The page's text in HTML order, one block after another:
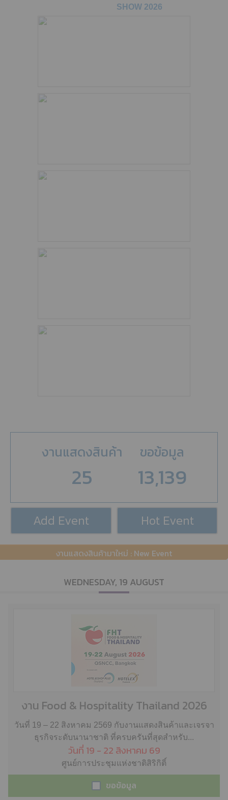
งานแสดงสินค้า
25
ขอข้อมูล
13,139
Add Event Hot Event
งานแสดงสินค้ามาใหม่ : New Event
WEDNESDAY, 19 AUGUST
งาน Food & Hospitality Thailand 2026
วันที่ 19 – 22 สิงหาคม 2569 กับงานแสดงสินค้าและเจรจา
ธุรกิจระดับนานาชาติ ที่ครบครันที่สุดสำหรับ...
วันที่ 19 - 22 สิงหาคม 69
ศูนย์การประชุมแห่งชาติสิริกิติ์
ขอข้อมูล